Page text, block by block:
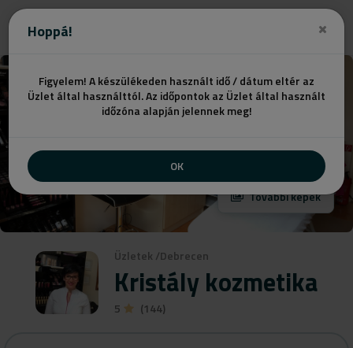
Hoppá!
Figyelem! A készülékeden használt idő / dátum eltér az
Üzlet által használttól. Az időpontok az Üzlet által használt
időzóna alapján jelennek meg!
OK
Üzletek /Debrecen
Kristály kozmetika
5 (144)
További képek